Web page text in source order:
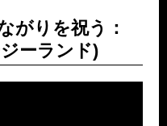
がりを祝う：
ーランド)